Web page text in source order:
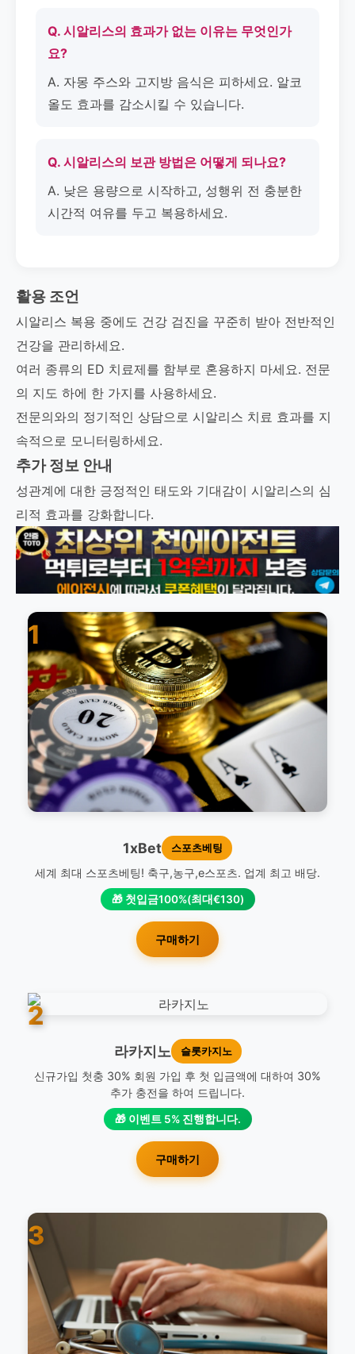
Q. 시알리스의 효과가 없는 이유는 무엇인가
요?
A. 자몽 주스와 고지방 음식은 피하세요. 알코
올도 효과를 감소시킬 수 있습니다.
Q. 시알리스의 보관 방법은 어떻게 되나요?
A. 낮은 용량으로 시작하고, 성행위 전 충분한
시간적 여유를 두고 복용하세요.
활용 조언
시알리스 복용 중에도 건강 검진을 꾸준히 받아 전반적인
건강을 관리하세요.
여러 종류의 ED 치료제를 함부로 혼용하지 마세요. 전문
의 지도 하에 한 가지를 사용하세요.
전문의와의 정기적인 상담으로 시알리스 치료 효과를 지
속적으로 모니터링하세요.
추가 정보 안내
성관계에 대한 긍정적인 태도와 기대감이 시알리스의 심
리적 효과를 강화합니다.
1
1xBet 스포츠베팅
세계 최대 스포츠베팅! 축구,농구,e스포츠. 업계 최고 배당.
🎁 첫입금100%(최대€130)
구매하기
2
라카지노 슬롯카지노
신규가입 첫충 30% 회원 가입 후 첫 입금액에 대하여 30%
추가 충전을 하여 드립니다.
🎁 이벤트 5% 진행합니다.
구매하기
3